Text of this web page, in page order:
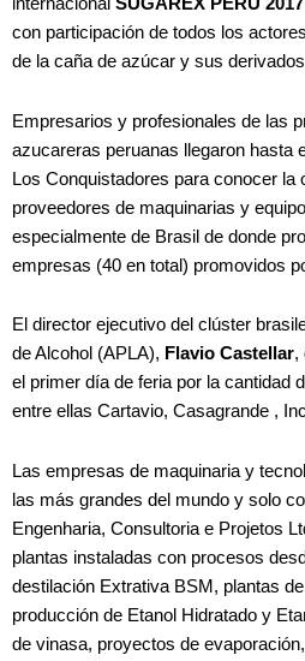
internacional SUGAREX PERU 2017
con participación de todos los
de la caña de azúcar y sus
Empresarios y profesionales de las
azucareras peruanas llegaron hasta
Los Conquistadores para conocer la
proveedores de maquinarias y
especialmente de Brasil de donde
empresas (40 en total) promovidos
El director ejecutivo del clúster
de Alcohol (APLA), Flavio Castellar,
el primer día de feria por la cantidad
entre ellas Cartavio, Casagrande ,
Las empresas de maquinaria y
las más grandes del mundo y solo
Engenharia, Consultoria e Projetos
plantas instaladas con procesos
destilación Extrativa BSM, plantas
producción de Etanol Hidratado y
de vinasa, proyectos de